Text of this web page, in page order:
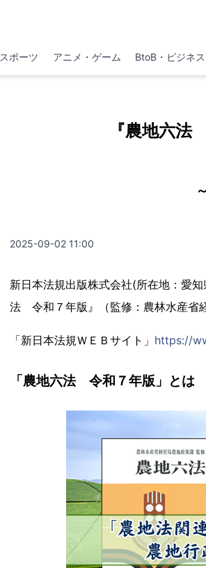
スポーツ アニメ・ゲーム BtoB・ビジネス
『農地六
2025-09-02 11:00
新日本法規出版株式会社(所在地：愛
法 令和７年版』（監修：農林水産省
「新日本法規ＷＥＢサイト」 https://
「農地六法 令和７年版」とは